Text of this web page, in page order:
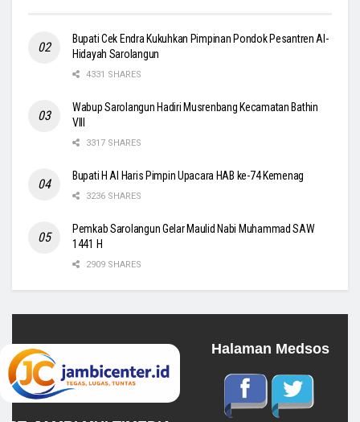
Bupati Cek Endra Kukuhkan Pimpinan Pondok Pesantren Al-
Hidayah Sarolangun
4331 SHARES
Wabup Sarolangun Hadiri Musrenbang Kecamatan Bathin
VIII
3317 SHARES
Bupati H Al Haris Pimpin Upacara HAB ke-74 Kemenag
3236 SHARES
Pemkab Sarolangun Gelar Maulid Nabi Muhammad SAW
1441 H
2909 SHARES
Halaman Medsos